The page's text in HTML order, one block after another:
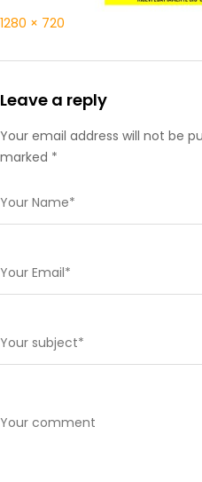
1280 × 720
Leave a reply
Your email address will not be
marked *